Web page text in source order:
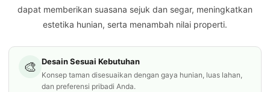
dapat memberikan suasana sejuk dan segar, meningkatkan
estetika hunian, serta menambah nilai properti.
🎨 Desain Sesuai Kebutuhan
Konsep taman disesuaikan dengan gaya hunian, luas lahan,
dan preferensi pribadi Anda.